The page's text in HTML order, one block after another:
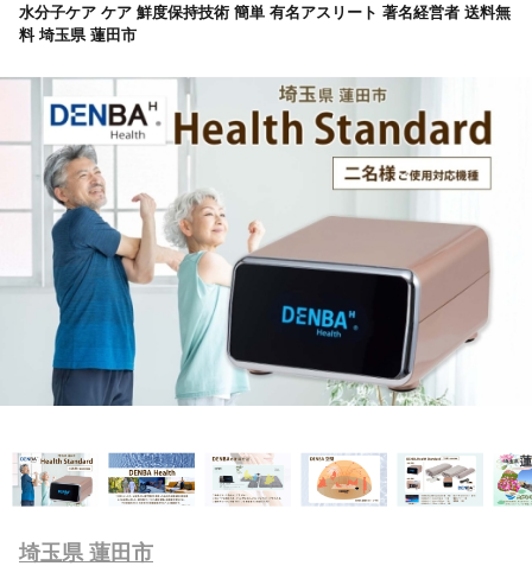
水分子ケア ケア 鮮度保持技術 簡単 有名アスリート 著名経営者 送料無
料 埼玉県 蓮田市
埼玉県 蓮田市